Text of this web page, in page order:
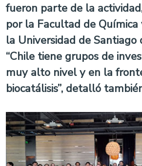
fueron parte de la
por la Facultad de
la Universidad de Santiago
“Chile tiene grupos de
muy alto nivel y en la
biocatálisis”, detalló